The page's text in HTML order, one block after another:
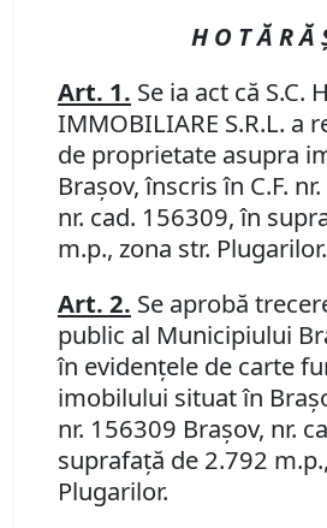
H O T Ă R Ă
Art. 1. Se ia act că S.C.
IMMOBILIARE S.R.L. a
de proprietate asupra
Braşov, înscris în C.F.
nr. cad. 156309, în
m.p., zona str. Plugarilor.
Art. 2. Se aprobă
public al Municipiului
în evidenţele de carte
imobilului situat în
nr. 156309 Braşov, nr.
suprafaţă de 2.792
Plugarilor.